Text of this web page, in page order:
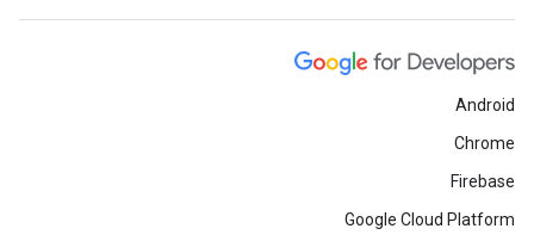
Android
Chrome
Firebase
Google Cloud Platform